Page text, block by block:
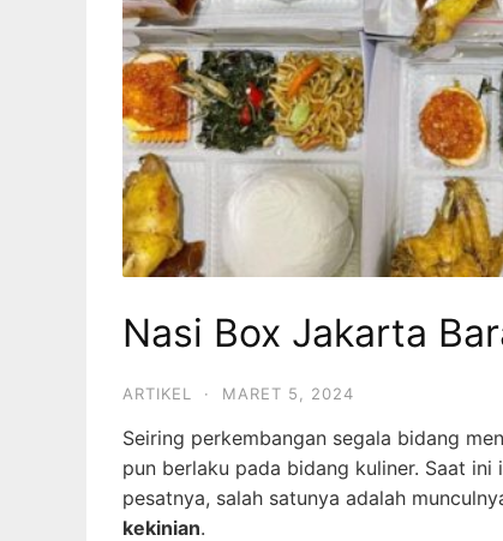
Nasi Box Jakarta
ARTIKEL · MARET 5, 2024
Seiring perkembangan segala bidang
pun berlaku pada bidang kuliner. Saat
pesatnya, salah satunya adalah
kekinian.